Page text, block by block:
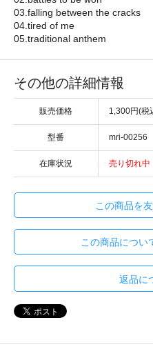
03.falling between the cracks
04.tired of me
05.traditional anthem
その他の詳細情報
販売価格 1,300円(税
型番 mri-00256
在庫状況 売り切れ中
この商品を
この商品につい
返品に